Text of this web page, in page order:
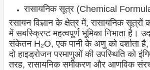
रासायनिक सूत्र (Chemical
रसायन विज्ञान के क्षेत्र में, रासायनिक सूत्रों
में सबस्क्रिप्ट महत्वपूर्ण भूमिका निभाता है।
संकेतन H₂O, एक पानी के अणु को दर्शाता
दो हाइड्रोजन परमाणुओं की उपस्थिति को
तरह, रासायनिक समीकरण और आणविक